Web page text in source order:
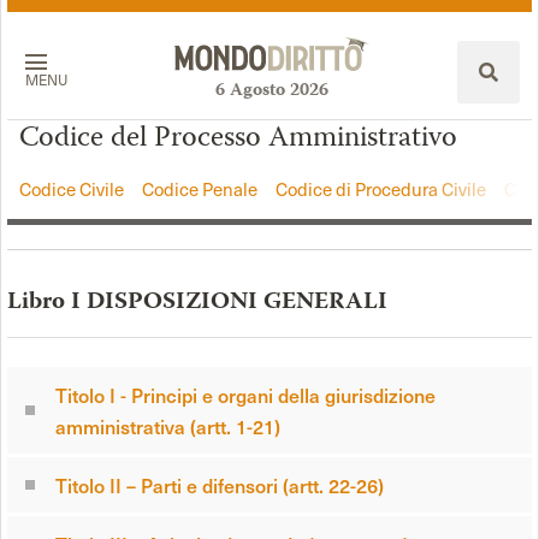
MENU 6Agosto2026
Codice del Processo Amministrativo
Codice Civile Codice Penale Codice di Procedura Civile
Libro I DISPOSIZIONI GENERALI
Titolo I - Principi e organi della giurisdizione
amministrativa (artt. 1-21)
Titolo II – Parti e difensori (artt. 22-26)